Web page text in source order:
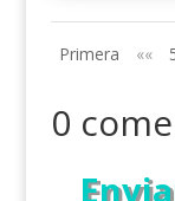
Primera ««
0